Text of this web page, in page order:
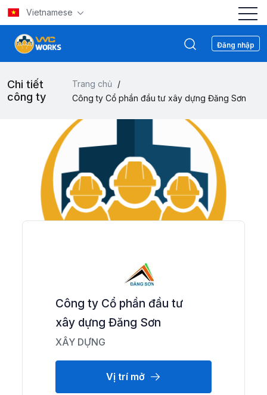
Vietnamese
Đăng nhập
Chi tiết
công ty
Trang chủ /
Công ty Cổ phần đầu tư xây dựng Đăng Sơn
Công ty Cổ phần đầu tư
xây dựng Đăng Sơn
XÂY DỰNG
Vị trí mở